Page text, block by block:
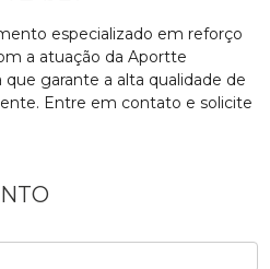
especializado em reforço
a atuação da Aportte
garante a alta qualidade de
Entre em contato e solicite